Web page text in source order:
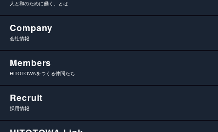
人と和のために働く、とは
Company
会社情報
Members
HITOTOWAをつくる仲間たち
Recruit
採用情報